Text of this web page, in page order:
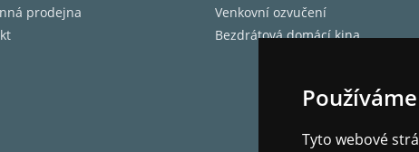
Tyto webové
prodejna
Venkovní ozvučení
Bezdrátová domácí kina